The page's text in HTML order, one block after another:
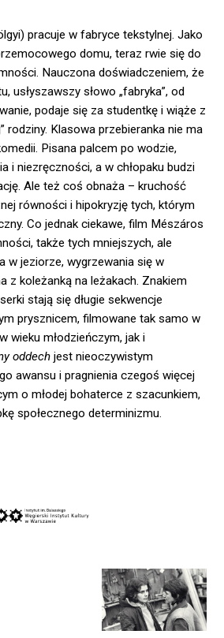
pracuje w fabryce tekstylnej. Jako
domu, teraz rwie się do
Nauczona doświadczeniem, że
usłyszawszy słowo „fabryka”, od
podaje się za studentkę i wiąże z
rodziny. Klasowa przebieranka nie ma
Pisana palcem po wodzie,
i niezręczności, a w chłopaku budzi
Ale też coś obnaża – kruchość
równości i hipokryzję tych, którym
Co jednak ciekawe, film Mészáros
także tych mniejszych, ale
w jeziorze, wygrzewania się w
z koleżanką na leżakach. Znakiem
stają się długie sekwencje
prysznicem, filmowane tak samo w
wieku młodzieńczym, jak i
oddech jest nieoczywistym
awansu i pragnienia czegoś więcej
o młodej bohaterce z szacunkiem,
społecznego determinizmu.